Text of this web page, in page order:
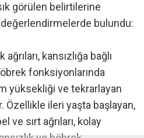
görülen belirtilerine
bulundu:
kansızlığa bağlı
fonksiyonlarında
yüksekliği ve tekrarlayan
ileri yaşta başlayan,
ve sırt ağrıları, kolay